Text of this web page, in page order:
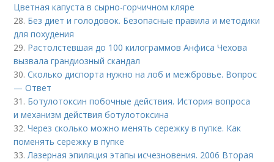
Цветная капуста в сырно-горчичном кляре
28. Без диет и голодовок. Безопасные правила и методики
для похудения
29. Растолстевшая до 100 килограммов Анфиса Чехова
вызвала грандиозный скандал
30.Сколько диспорта нужно на лоб и межбровье. Вопрос
— Ответ
31. Ботулотоксин побочные действия. История вопроса
и механизм действия ботулотоксина
32.Через сколько можно менять сережку в пупке. Как
поменять сережку в пупке
33.Лазерная эпиляция этапы исчезновения. 2006 Вторая